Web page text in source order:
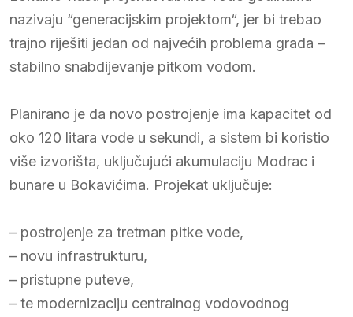
nazivaju “generacijskim projektom“, jer bi trebao
trajno riješiti jedan od najvećih problema grada –
stabilno snabdijevanje pitkom vodom.
Planirano je da novo postrojenje ima kapacitet od
oko 120 litara vode u sekundi, a sistem bi koristio
više izvorišta, uključujući akumulaciju Modrac i
bunare u Bokavićima. Projekat uključuje:
– postrojenje za tretman pitke vode,
– novu infrastrukturu,
– pristupne puteve,
– te modernizaciju centralnog vodovodnog